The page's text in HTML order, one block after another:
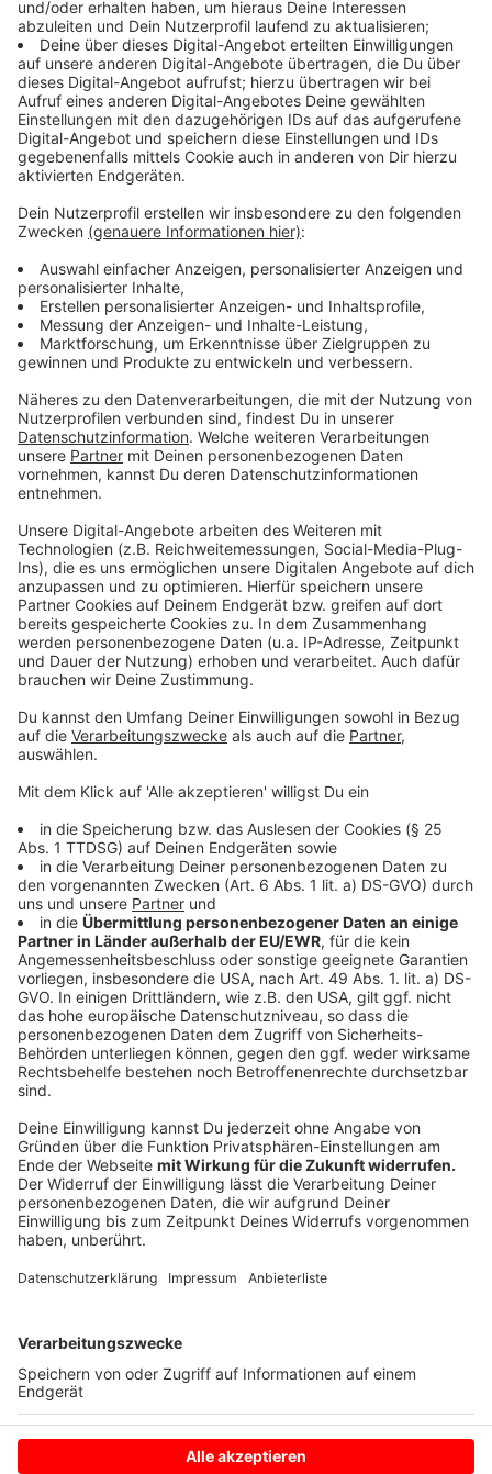
Adventswochenende umzog), mehr Abwechslung
bietet.
Diese beginnt bereits beim gastronomischen Angebot:
Die größere Auswahl an Essen von Leberkäsbrötchen
über Grünkohl bis Crêpe kam bei den Besuchern
besonders gut an. Auch die Getränkeauswahl ist
vielfältiger: Neben dem klassischen Glühwein gibt es
unter anderem heißen Aperol, Kakao oder Glüh-Gin.
Ebenso bunt ist das Programm in diesem Jahr: Es gab
bereits den Pink Monday, ein Christmas-Karaoke,
mehrere After-Work-Partys, die Winter-Beats mit DJ
und eine Laser-Show mit Emslichtern. Kommende
Highlights sind die U-30-Party, der Schlager-
Nachmittag, ein Kinder-Fotoshooting am 14.12., die
Christmas Baumversteigerung am 21.12. und ein
Winterpicknick am Kalten Markt.
Anzeige
Nachhaltigkeit beim Emszauber
Die Veranstalter des Emszaubers achten auf
Klimaschutz. Viele Speisen und Produkte kommen hier
aus der Region, etwa Plätzchen aus einer Bäckerei in
Neuenkirchen. Außerdem wird auf Plastik verzichtet,
etwa durch Ökoverpackungen.
Anzeige
©RADIO RST
Anzeige
Anzeige